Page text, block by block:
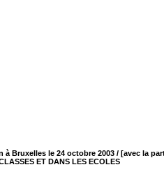
le 24 octobre 2003 / [avec la
ET DANS LES ECOLES